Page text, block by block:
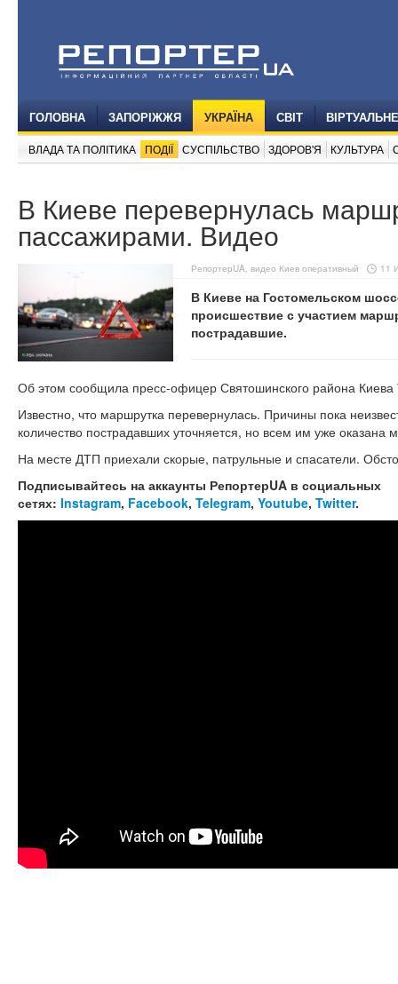
ГОЛОВНА ЗАПОРІЖЖЯ УКРАЇНА СВІТ
ВЛАДА ТА ПОЛІТИКА ПОДІЇ СУСПІЛЬСТВО ЗДОРОВ'Я КУЛЬТУРА
В Киеве перевернулась
пассажирами. Видео
РепортерUA, видео Киев оперативный 11
В Киеве на Гостомельском
происшествие с участием
пострадавшие.
Об этом сообщила пресс-офицер Святошинского района
Известно, что маршрутка перевернулась. Причины пока
количество пострадавших уточняется, но всем им уже
На месте ДТП приехали скорые, патрульные и спасатели.
Подписывайтесь на аккаунты РепортерUA в социальных
сетях: Instagram, Facebook, Telegram, Youtube, Twitter.